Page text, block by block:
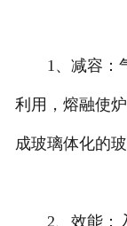
1、减容：气
利用，熔融使
成玻璃体化的
2、效能：入